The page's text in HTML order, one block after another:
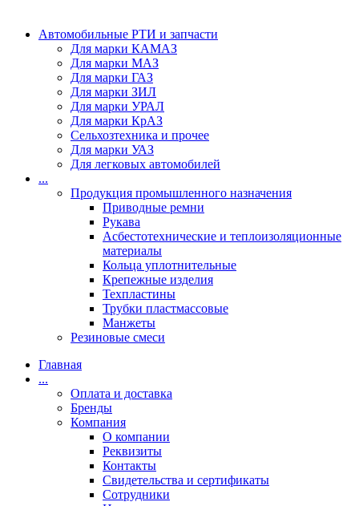
Автомобильные РТИ и запчасти
Для марки КАМАЗ
Для марки МАЗ
Для марки ГАЗ
Для марки ЗИЛ
Для марки УРАЛ
Для марки КрАЗ
Сельхозтехника и прочее
Для марки УАЗ
Для легковых автомобилей
...
Продукция промышленного назначения
Приводные ремни
Рукава
Асбестотехнические и теплоизоляционные
материалы
Кольца уплотнительные
Крепежные изделия
Техпластины
Трубки пластмассовые
Манжеты
Резиновые смеси
Главная
...
Оплата и доставка
Бренды
Компания
О компании
Реквизиты
Контакты
Свидетельства и сертификаты
Сотрудники